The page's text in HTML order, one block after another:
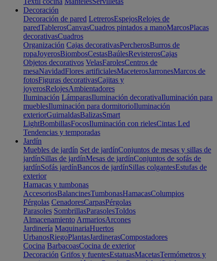
Decoración
Decoración de pared LetrerosEspejosRelojes de
paredTablerosCanvasCuadros pintados a manoMarcosPlacas
decorativasCuadros
Organización Cajas decorativasPercherosBurros de
ropaJoyerosBiombosCestasBaúlesRevisterosCajas
Objetos decorativos VelasFarolesCentros de
mesaNavidadFlores artificialesMaceterosJarronesMarcos de
fotosFiguras decorativasCajitas y
joyerosRelojesAmbientadores
Iluminación LámparasIluminación decorativaIluminación para
mueblesIluminación para dormitorioIluminación
exteriorGuirnaldasBalizasSmart
LightBombillasFocosIluminación con rielesCintas Led
Tendencias y temporadas
Jardín
Muebles de jardín Set de jardínConjuntos de mesas y sillas de
jardínSillas de jardínMesas de jardínConjuntos de sofás de
jardínSofás jardínBancos de jardínSillas colgantesEstufas de
exterior
Hamacas y tumbonas
AccesoriosBalancinesTumbonasHamacasColumpios
Pérgolas CenadoresCarpasPérgolas
Parasoles SombrillasParasolesToldos
Almacenamiento ArmariosArcones
Jardinería MaquinariaHuertos
UrbanosRiegoPlantasJardinerasCompostadores
Cocina BarbacoasCocina de exterior
Decoración Grifos y fuentesEstatuasMacetasTermómetros y